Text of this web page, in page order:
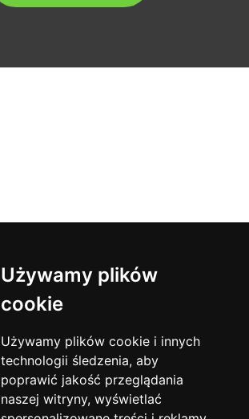
Używamy plików
cookie
Używamy plików cookie i innych
technologii śledzenia, aby
poprawić jakość przeglądania
naszej witryny, wyświetlać